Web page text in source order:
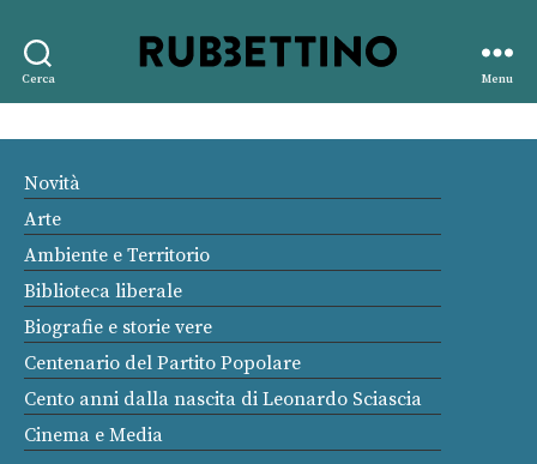
Cerca
editore
Menu
Novità
Arte
Ambiente e Territorio
Biblioteca liberale
Biografie e storie vere
Centenario del Partito Popolare
Cento anni dalla nascita di Leonardo Sciascia
Cinema e Media